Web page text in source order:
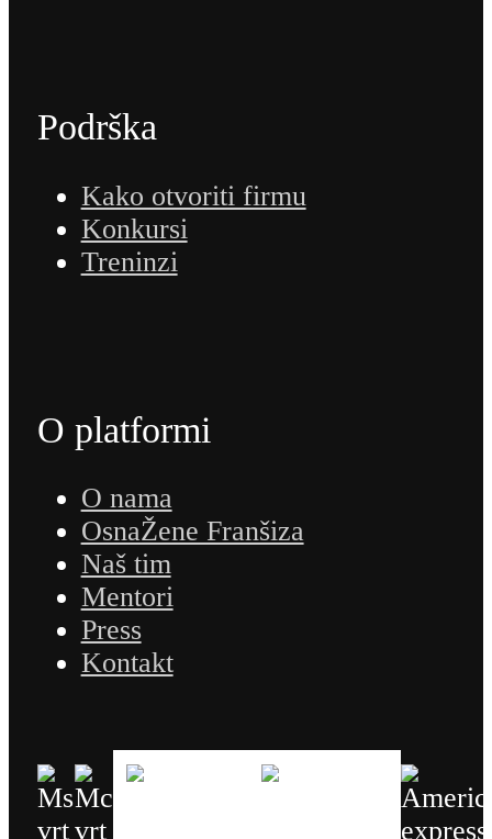
Podrška
Kako otvoriti firmu
Konkursi
Treninzi
O platformi
O nama
OsnaŽene Franšiza
Naš tim
Mentori
Press
Kontakt